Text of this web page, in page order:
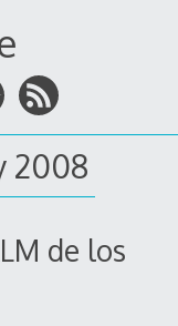
2008
de los